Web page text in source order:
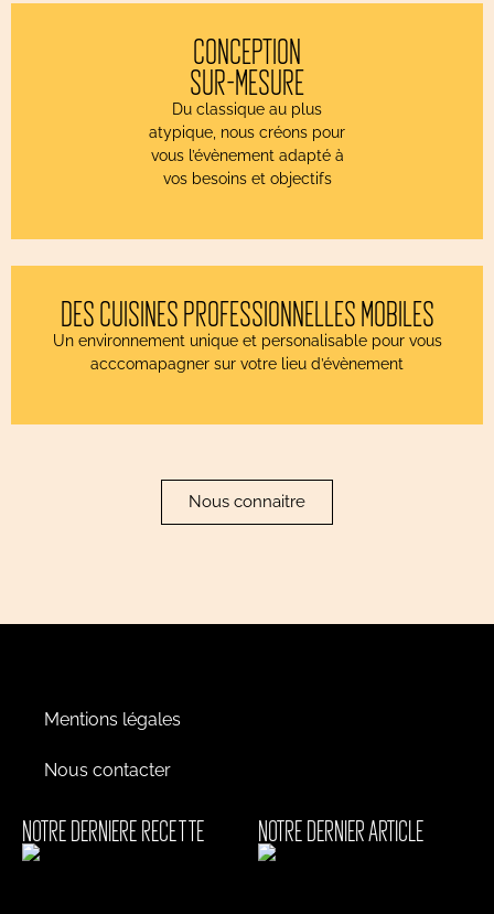
CONCEPTION
SUR-MESURE
Du classique au plus
atypique, nous créons pour
vous l’évènement adapté à
vos besoins et objectifs
DES CUISINES PROFESSIONNELLES MOBILES
Un environnement unique et personalisable pour vous
acccomapagner sur votre lieu d’évènement
Nous connaitre
Mentions légales
Nous contacter
NOTRE DERNIERE RECETTE NOTRE DERNIER ARTICLE